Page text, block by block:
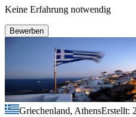
Keine Erfahrung notwendig
Bewerben
Griechenland, AthensErstellt: